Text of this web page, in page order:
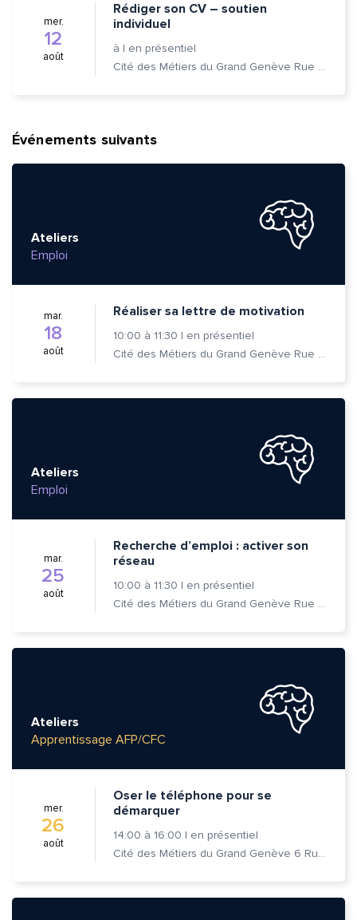
mer.
12
août
Rédiger son CV – soutien
individuel
à | en présentiel
Cité des Métiers du Grand Genève Rue Prévost-Martin 6 1205 Genève
Événements suivants
Ateliers
Emploi
mar.
18
août
Réaliser sa lettre de motivation
10:00 à 11:30 | en présentiel
Cité des Métiers du Grand Genève Rue Prévost-Martin 6 1205 Genève
Ateliers
Emploi
mar.
25
août
Recherche d’emploi : activer son
réseau
10:00 à 11:30 | en présentiel
Cité des Métiers du Grand Genève Rue Prévost-Martin 6 1205 Genève
Ateliers
Apprentissage AFP/CFC
mer.
26
août
Oser le téléphone pour se
démarquer
14:00 à 16:00 | en présentiel
Cité des Métiers du Grand Genève 6 Rue Prévost-Martin 1205 Genève